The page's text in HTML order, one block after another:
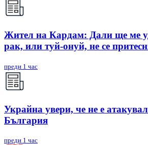
Жител на Кардам: Дали ще ме
рак, или туй-онуй, не се
преди 1 час
Украйна увери, че не е
България
преди 1 час